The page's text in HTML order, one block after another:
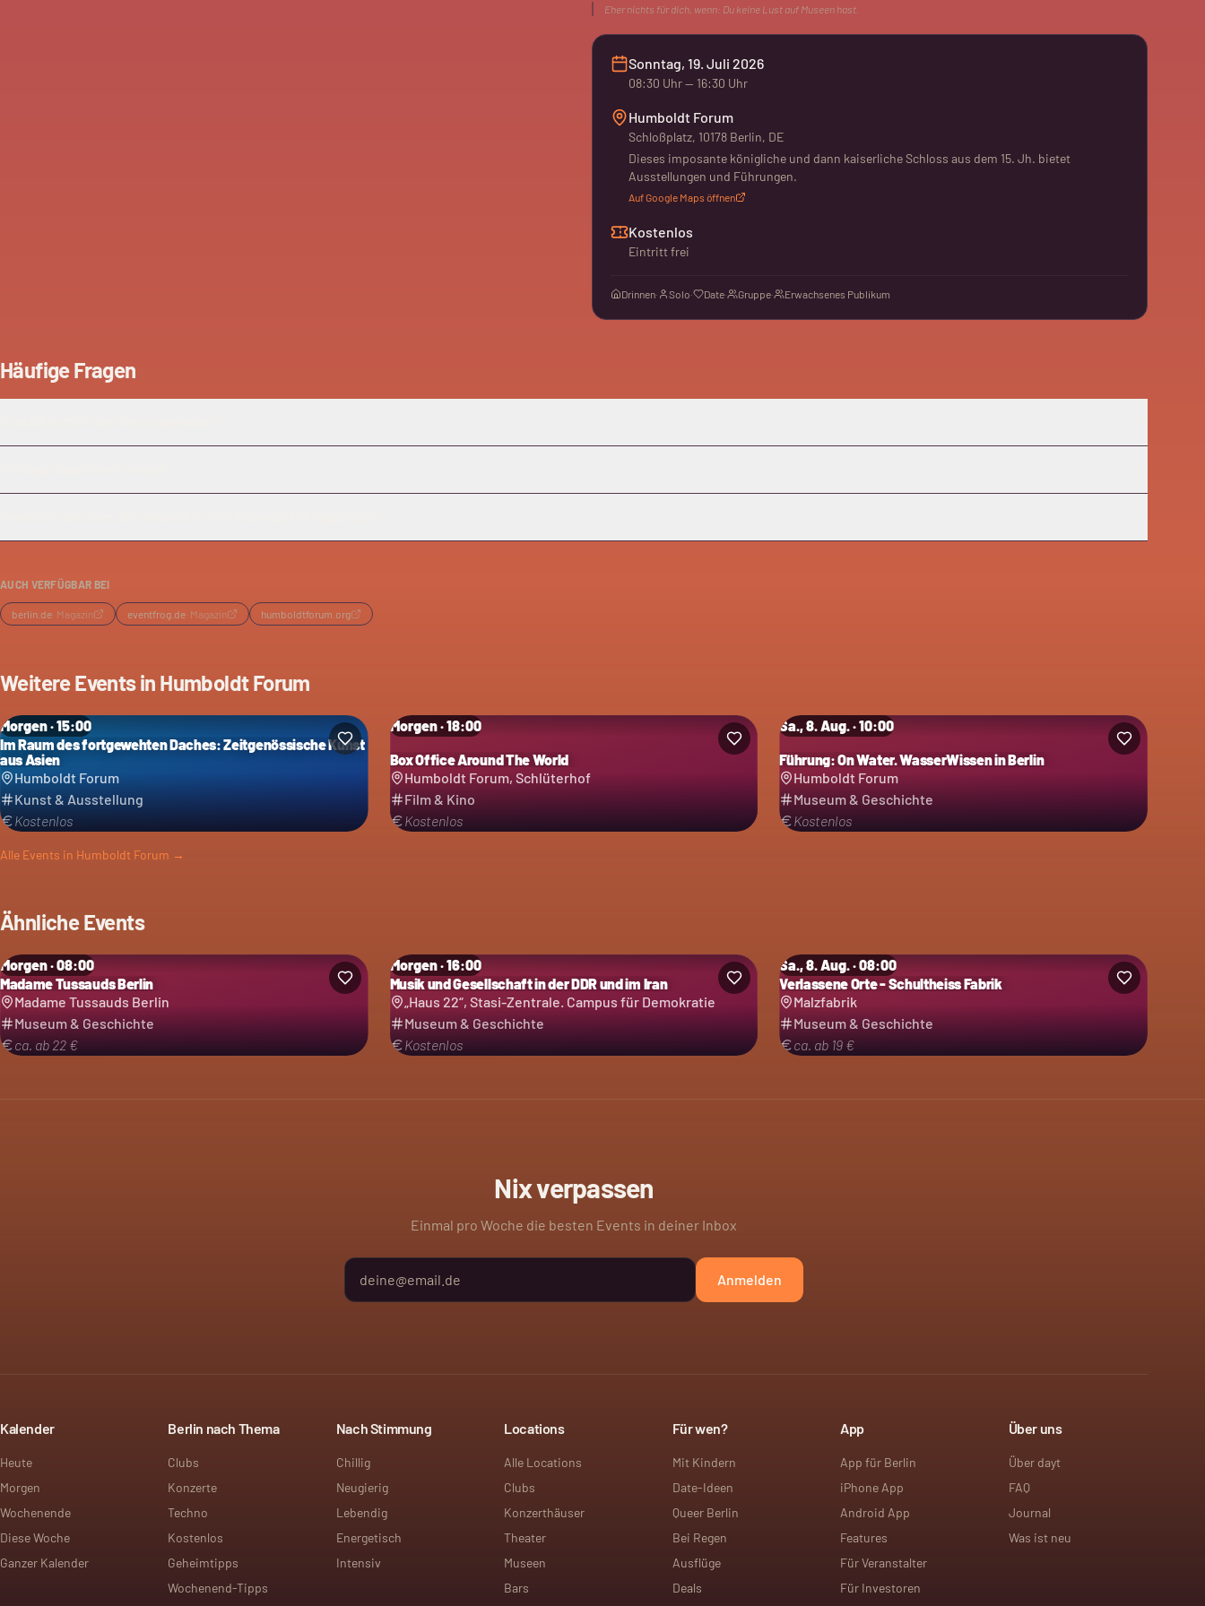
Eher nichts für dich, wenn: Du keine Lust auf Museen hast.
Sonntag, 19. Juli 2026
08:30 Uhr— 16:30 Uhr
Humboldt Forum
Schloßplatz, 10178 Berlin, DE
Dieses imposante königliche und dann kaiserliche Schloss aus dem 15. Jh. bietet
Ausstellungen und Führungen.
Auf Google Maps öffnen
Kostenlos
Eintritt frei
Drinnen· Solo· Date· Gruppe· Erwachsenes Publikum
Häufige Fragen
AUCH VERFÜGBAR BEI
berlin.de· Magazin eventfrog.de· Magazin humboldtforum.org
Weitere Events in Humboldt Forum
Morgen · 15:00
Im Raum des fortgewehten Daches: Zeitgenössische Kunst
aus Asien
Humboldt Forum
Kunst & Ausstellung
Kostenlos
Morgen · 18:00
Box Office Around The World
Humboldt Forum, Schlüterhof
Film & Kino
Kostenlos
Sa., 8. Aug. · 10:00
Führung: On Water. WasserWissen in Berlin
Humboldt Forum
Museum & Geschichte
Kostenlos
Alle Events in Humboldt Forum →
Ähnliche Events
Morgen · 08:00
Madame Tussauds Berlin
Madame Tussauds Berlin
Museum & Geschichte
ca. ab 22 €
Morgen · 16:00
Musik und Gesellschaft in der DDR und im Iran
„Haus 22“, Stasi-Zentrale. Campus für Demokratie
Museum & Geschichte
Kostenlos
Sa., 8. Aug. · 08:00
Verlassene Orte - Schultheiss Fabrik
Malzfabrik
Museum & Geschichte
ca. ab 19 €
Nix verpassen
Einmal pro Woche die besten Events in deiner Inbox
Anmelden
Kalender
Heute
Morgen
Wochenende
Diese Woche
Ganzer Kalender
Berlin nach Thema
Clubs
Konzerte
Techno
Kostenlos
Geheimtipps
Wochenend-Tipps
Nach Stimmung
Chillig
Neugierig
Lebendig
Energetisch
Intensiv
Locations
Alle Locations
Clubs
Konzerthäuser
Theater
Museen
Bars
Für wen?
Mit Kindern
Date-Ideen
Queer Berlin
Bei Regen
Ausflüge
Deals
App
App für Berlin
iPhone App
Android App
Features
Für Veranstalter
Für Investoren
Über uns
Über dayt
FAQ
Journal
Was ist neu